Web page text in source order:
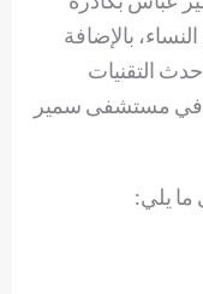
بالإضافة
التقنيات
في مستشفى سمير
يلي: